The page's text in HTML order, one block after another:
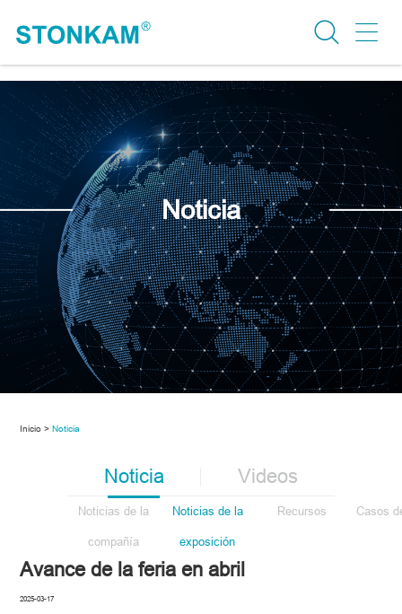
Noticia
Inicio > Noticia
Noticia
Noticias de la
compañía
Noticias de la
exposición
Recursos Casos
Videos
Avance de la feria en abril
2025-03-17